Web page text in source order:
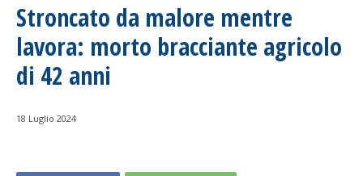
Stroncato da malore mentre
lavora: morto bracciante agricolo
di 42 anni
18 Luglio 2024